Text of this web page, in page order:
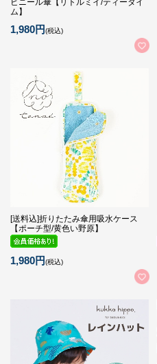
ビニール傘【リトルミイ/ティータイ
ム】
1,980円(税込)
[送料込]折りたたみ傘用吸水ケース
【ポーチ型/黄色い野原】
1,980円(税込)